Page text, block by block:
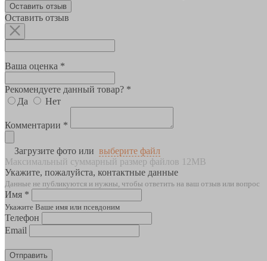
Оставить отзыв
Оставить отзыв
Ваша оценка *
Рекомендуете данный товар? *
Да
Нет
Комментарии *
Загрузите фото или выберите файл
Максимальный суммарный размер файлов 12MB
Укажите, пожалуйста, контактные данные
Данные не публикуются и нужны, чтобы ответить на ваш отзыв или вопрос
Имя *
Укажите Ваше имя или псевдоним
Телефон
Email
Отправить